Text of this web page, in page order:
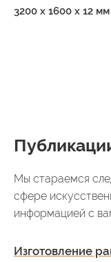
3200 x 1600 x 12 мм
Мы стараемся
сфере
информацией с
Изготовление